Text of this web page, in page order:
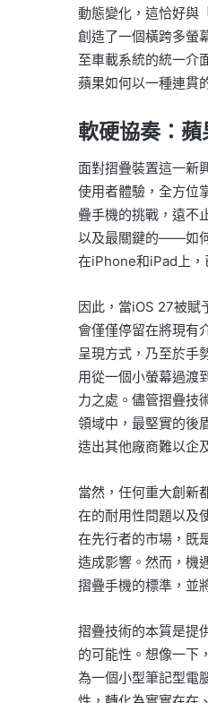
動態變化，這恰好與
創造了一個橫跨多螢
至車載系統的統一介
蘋果如何以一種連貫
軟硬協奏：
面對摺疊裝置這一新
使用者體驗，全方位
疊手機的挑戰，遠不
以及最關鍵的——如
在iPhone和iPad上，
因此，當iOS 27被賦
會僅僅停留在將現有
呈現方式，乃至於手
用從一個小螢幕過渡
力之處。儘管摺疊技
領域中，最堅實的後
造出其他廠商難以企
當然，任何重大創新
在的耐用性問題以及
在先行者的市場，既
造成影響。然而，機
摺疊手機的標準，並
摺疊技術的本質是提
的可能性。想像一下
為一個小型筆記型電